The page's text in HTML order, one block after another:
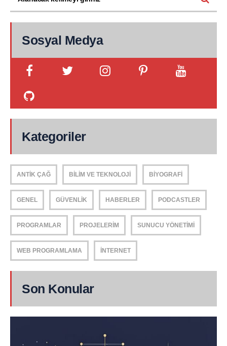
Sosyal Medya
Kategoriler
ANTIK ÇAĞ BILIM VE TEKNOLOJI BIYOGRAFI
GENEL GÜVENLIK HABERLER PODCASTLER
PROGRAMLAR PROJELERIM SUNUCU YÖNETIMI
WEB PROGRAMLAMA İNTERNET
Son Konular